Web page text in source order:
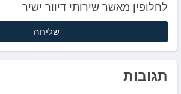
לחלופין מאשר שירותי דיוור ישיר
תגובות